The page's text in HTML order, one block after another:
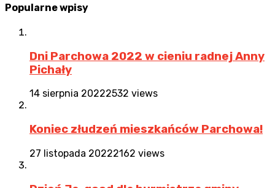
Popularnewpisy
Dni Parchowa 2022 w cieniu radnej Anny
Pichały
14 sierpnia 20222532 views
Koniec złudzeń mieszkańców Parchowa!
27 listopada 20222162 views